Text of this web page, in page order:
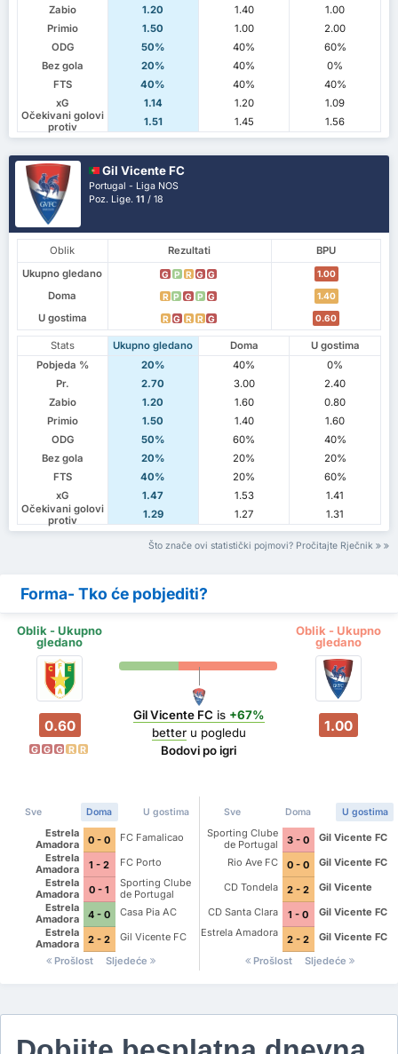
Zabio
1.20 1.40
1.00
Primio
1.50 1.00
2.00
ODG
50% 40%
60%
Bez gola
20% 40%
0%
FTS
40% 40%
40%
xG
1.14 1.20
1.09
Očekivani golovi
protiv
1.51 1.45 1.56
Gil Vicente FC
Portugal - Liga NOS
Poz. Lige.11 / 18
Oblik Rezultati
BPU
Ukupno gledano
G P R G G 1.00
Doma R P G P G 1.40
U gostima R G R R G 0.60
Stats Ukupno gledano Doma
U gostima
Pobjeda %
20% 40%
0%
Pr.
2.70 3.00
2.40
Zabio
1.20 1.60
0.80
Primio
1.50 1.40
1.60
ODG
50% 60%
40%
Bez gola
20% 20%
20%
FTS
40% 20%
60%
xG
1.47 1.53
1.41
Očekivani golovi
protiv
1.29 1.27 1.31
Što znače ovi statistički pojmovi? Pročitajte Rječnik
Forma- Tko će pobjediti?
Oblik - Ukupno
gledano
Oblik - Ukupno
gledano
0.60
G G G R R
Gil Vicente FC is +67%
betteru pogledu
Bodovi po igri
1.00
Sve Doma U gostima
Estrela
Amadora
0 - 0
FC Famalicao
Estrela
Amadora
1 - 2
FC Porto
Estrela
Amadora
0 - 1
Sporting Clube
de Portugal
Estrela
Amadora
4 - 0
Casa Pia AC
Estrela
Amadora
2 - 2
Gil Vicente FC
Prošlost
Sljedeće
Sve Doma U gostima
Sporting Clube
de Portugal
3 - 0
Gil Vicente FC
Rio Ave FC
0 - 0
Gil Vicente FC
CD Tondela
2 - 2
Gil Vicente
CD Santa Clara
1 - 0
Gil Vicente FC
Estrela Amadora
2 - 2
Gil Vicente FC
Prošlost
Sljedeće